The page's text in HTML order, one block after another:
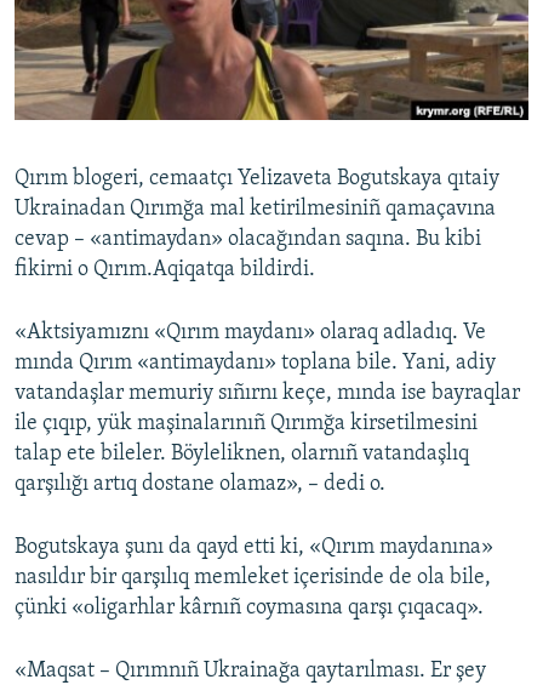
Русский
Українською
RFE/RS bütün saytları
Qırım blogeri, cemaatçı Yelizaveta Bogutskaya qıtaiy
Ukrainadan Qırımğa mal ketirilmesiniñ qamaçavına
cevap – «antimaydan» olacağından saqına. Bu kibi
fikirni o Qırım.Aqiqatqa bildirdi.
«Aktsiyamıznı «Qırım maydanı» olaraq adladıq. Ve
mında Qırım «antimaydanı» toplana bile. Yani, adiy
vatandaşlar memuriy sıñırnı keçe, mında ise bayraqlar
ile çıqıp, yük maşinalarınıñ Qırımğa kirsetilmesini
talap ete bileler. Böyleliknen, olarnıñ vatandaşlıq
qarşılığı artıq dostane olamaz», – dedi o.
Bogutskaya şunı da qayd etti ki, «Qırım maydanına»
nasıldır bir qarşılıq memleket içerisinde de ola bile,
çünki «оligarhlar kârnıñ coymasına qarşı çıqacaq».
«Maqsat – Qırımnıñ Ukrainağa qaytarılması. Er şey